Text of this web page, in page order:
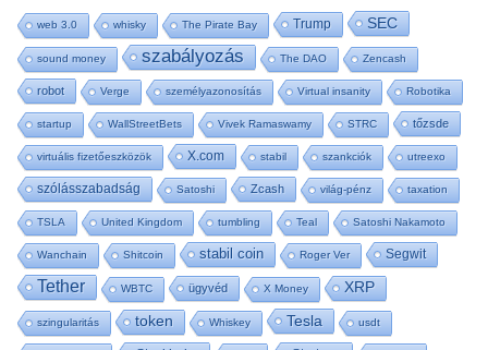
web 3.0 whisky The Pirate Bay Trump SEC
sound money szabályozás The DAO Zencash
robot Verge személyazonosítás Virtual insanity Robotika
startup WallStreetBets Vivek Ramaswamy STRC tőzsde
virtuális fizetőeszközök X.com stabil szankciók utreexo
szólásszabadság Satoshi Zcash világ-pénz taxation
TSLA United Kingdom tumbling Teal Satoshi Nakamoto
Wanchain Shitcoin stabil coin Roger Ver Segwit
Tether WBTC ügyvéd X Money XRP
szingularitás token Whiskey Tesla usdt